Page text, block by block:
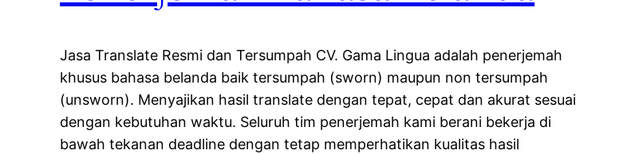
Jasa Translate Resmi dan Tersumpah CV. Gama Lingua adalah penerjemah
khusus bahasa belanda baik tersumpah (sworn) maupun non tersumpah
(unsworn). Menyajikan hasil translate dengan tepat, cepat dan akurat sesuai
dengan kebutuhan waktu. Seluruh tim penerjemah kami berani bekerja di
bawah tekanan deadline dengan tetap memperhatikan kualitas hasil